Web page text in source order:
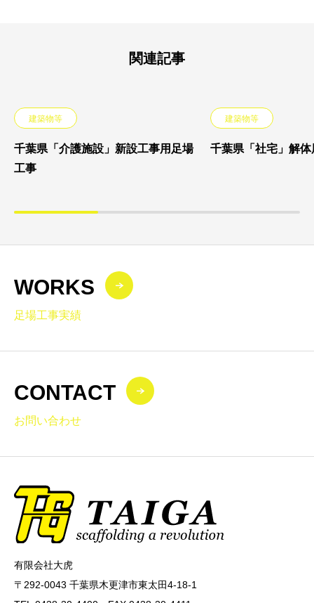
関連記事
建築物等
千葉県「介護施設」新設工事用足場
工事
建築物等
千葉県「社宅」解
WORKS
足場工事実績
CONTACT
お問い合わせ
有限会社大虎
〒292-0043 千葉県木更津市東太田4-18-1